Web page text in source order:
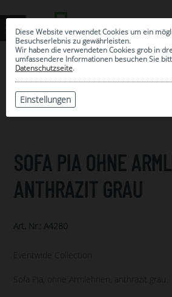
Diese Website verwendet Cookies um ein
Besuchserlebnis zu gewährleisten.
Wir haben die verwendeten Cookies grob in
umfassendere Informationen besuchen Sie
Datenschutzseite.
Einstellungen
ARCHIV
SOFA PIA OHNE
ANTHRAZIT GRAU
Art. Nr.: A4280
Eventwide Collection
Sofa Pia, ohne Armlehnen, anthrazit grau.